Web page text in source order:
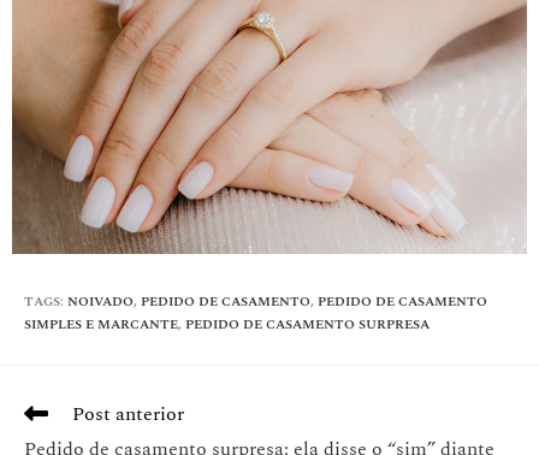
TAGS: NOIVADO, PEDIDO DE CASAMENTO, PEDIDO DE CASAMENTO
SIMPLES E MARCANTE, PEDIDO DE CASAMENTO SURPRESA
Post anterior
Pedido de casamento surpresa: ela disse o “sim” diante